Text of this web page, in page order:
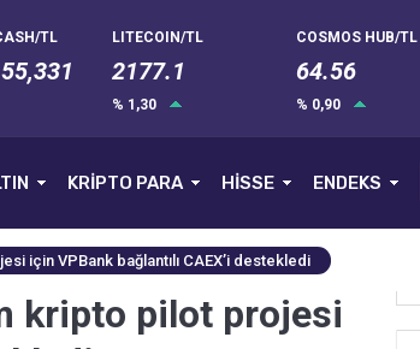
TL LITECOIN/TL
2177.1
% 1,30
COSMOS HUB/TL
64.56
% 0,90
KRİPTO PARA HİSSE ENDEKS
için VPBank bağlantılı CAEX’i destekledi
kripto pilot projesi